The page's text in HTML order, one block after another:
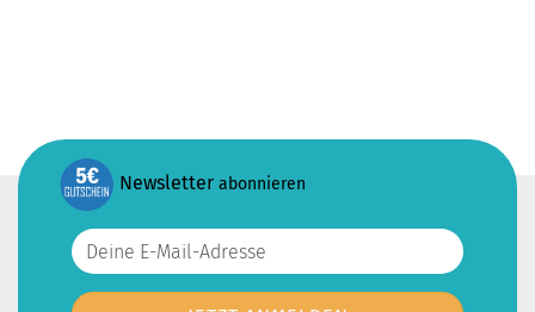
Newsletter abonnieren